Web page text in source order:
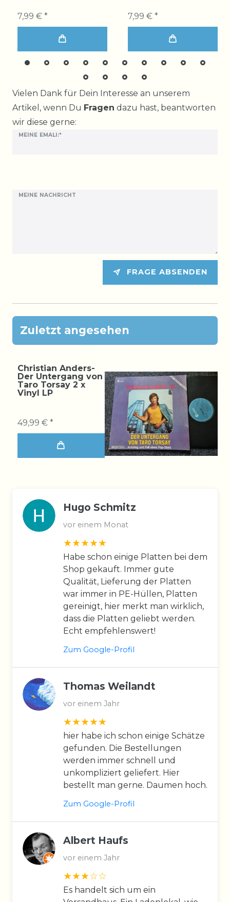
7,99 € * 7,99 € *
Vielen Dank für Dein Interesse an unserem
Artikel, wenn Du Fragen dazu hast, beantworten
wir diese gerne:
MEINE EMALI:*
MEINE NACHRICHT
Ceres::Template.mailFormHoneypotLabel
FRAGE ABSENDEN
Zuletzt angesehen
Christian Anders-
Der Untergang von
Taro Torsay 2 x
Vinyl LP
49,99 € *
Hugo Schmitz
vor einem Monat
Habe schon einige Platten bei dem
Shop gekauft. Immer gute
Qualität, Lieferung der Platten
war immer in PE-Hüllen, Platten
gereinigt, hier merkt man wirklich,
dass die Platten geliebt werden.
Echt empfehlenswert!
Zum Google-Profil
Thomas Weilandt
vor einem Jahr
hier habe ich schon einige Schätze
gefunden. Die Bestellungen
werden immer schnell und
unkompliziert geliefert. Hier
bestellt man gerne. Daumen hoch.
Zum Google-Profil
Albert Haufs
vor einem Jahr
Es handelt sich um ein